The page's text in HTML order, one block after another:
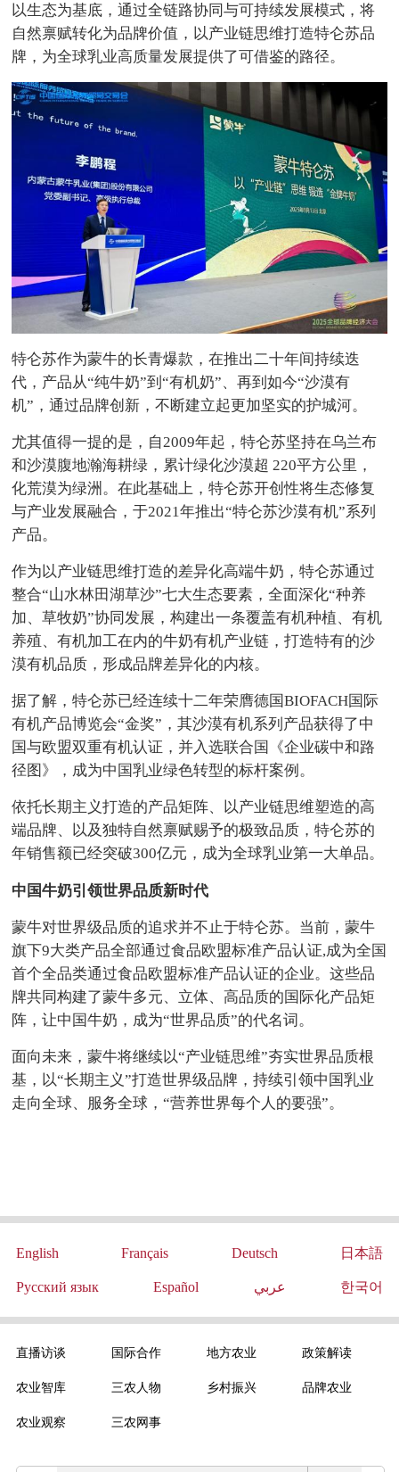
以生态为基底，通过全链路协同与可持续发展模式，将
自然禀赋转化为品牌价值，以产业链思维打造特仑苏品
牌，为全球乳业高质量发展提供了可借鉴的路径。
特仑苏作为蒙牛的长青爆款，在推出二十年间持续迭
代，产品从“纯牛奶”到“有机奶”、再到如今“沙漠有
机”，通过品牌创新，不断建立起更加坚实的护城河。
尤其值得一提的是，自2009年起，特仑苏坚持在乌兰布
和沙漠腹地瀚海耕绿，累计绿化沙漠超 220平方公里，
化荒漠为绿洲。在此基础上，特仑苏开创性将生态修复
与产业发展融合，于2021年推出“特仑苏沙漠有机”系列
产品。
作为以产业链思维打造的差异化高端牛奶，特仑苏通过
整合“山水林田湖草沙”七大生态要素，全面深化“种养
加、草牧奶”协同发展，构建出一条覆盖有机种植、有机
养殖、有机加工在内的牛奶有机产业链，打造特有的沙
漠有机品质，形成品牌差异化的内核。
据了解，特仑苏已经连续十二年荣膺德国BIOFACH国际
有机产品博览会“金奖”，其沙漠有机系列产品获得了中
国与欧盟双重有机认证，并入选联合国《企业碳中和路
径图》，成为中国乳业绿色转型的标杆案例。
依托长期主义打造的产品矩阵、以产业链思维塑造的高
端品牌、以及独特自然禀赋赐予的极致品质，特仑苏的
年销售额已经突破300亿元，成为全球乳业第一大单品。
中国牛奶引领世界品质新时代
蒙牛对世界级品质的追求并不止于特仑苏。当前，蒙牛
旗下9大类产品全部通过食品欧盟标准产品认证,成为全国
首个全品类通过食品欧盟标准产品认证的企业。这些品
牌共同构建了蒙牛多元、立体、高品质的国际化产品矩
阵，让中国牛奶，成为“世界品质”的代名词。
面向未来，蒙牛将继续以“产业链思维”夯实世界品质根
基，以“长期主义”打造世界级品牌，持续引领中国乳业
走向全球、服务全球，“营养世界每个人的要强”。
English Français Deutsch 日本語
Русский язык Español عربي 한국어
直播访谈 国际合作 地方农业 政策解读
农业智库 三农人物 乡村振兴 品牌农业
农业观察 三农网事